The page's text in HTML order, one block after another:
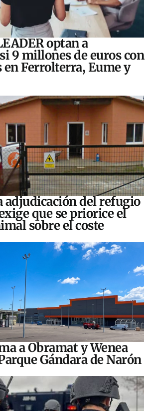
optan a
9 millones de euros con
en Ferrolterra, Eume y
adjudicación del refugio
que se priorice el
sobre el coste
a Obramat y Wenea
Gándara de Narón